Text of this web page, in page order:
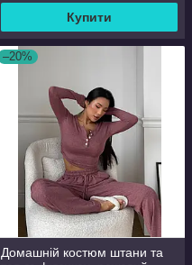
Купити
–20%
Домашній костюм штани та